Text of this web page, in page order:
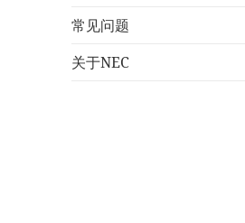
常见问题
关于NEC